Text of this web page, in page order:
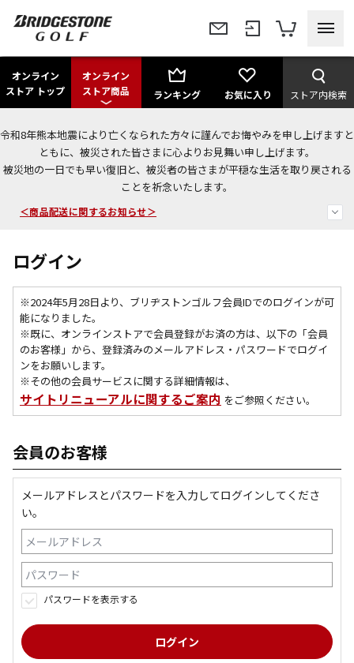
オンライン
ストア トップ
オンライン
ストア商品
ランキング お気に入り ストア内検索
令和8年熊本地震により亡くなられた方々に謹んでお悔やみを申し上げますと
ともに、被災された皆さまに心よりお見舞い申し上げます。
被災地の一日でも早い復旧と、被災者の皆さまが平穏な生活を取り戻される
ことを祈念いたします。
今なら新規会員登録で1,000円OFFクーポンプレゼント！
＜商品配送に関するお知らせ＞
＜夏季休暇中のご注文・発送・お問い合わせ＞
ログイン
※2024年5月28日より、ブリヂストンゴルフ会員IDでのログインが可
能になりました。
※既に、 オンラインストアで会員登録がお済の方は、以下の「会員
のお客様」から、登録済みのメールアドレス・パスワードでログイ
ンをお願いします。
※その他の会員サービスに関する詳細情報は、
サイトリニューアルに関するご案内 をご参照ください。
会員のお客様
メールアドレスとパスワードを入力してログインしてくださ
い。
パスワードを表示する